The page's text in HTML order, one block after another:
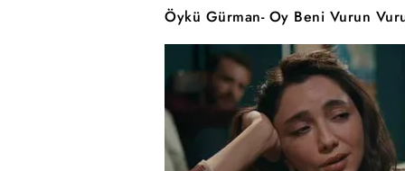
Öykü Gürman- Oy Beni Vurun